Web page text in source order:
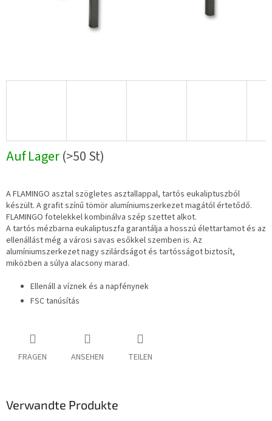
Auf Lager(>50 St)
A FLAMINGO asztal szögletes asztallappal, tartós eukaliptuszból
készült. A grafit színű tömör alumíniumszerkezet magától értetődő.
FLAMINGO fotelekkel kombinálva szép szettet alkot.
A tartós mézbarna eukaliptuszfa garantálja a hosszú élettartamot és az
ellenállást még a városi savas esőkkel szemben is. Az
alumíniumszerkezet nagy szilárdságot és tartósságot biztosít,
miközben a súlya alacsony marad.
Ellenáll a víznek és a napfénynek
FSC tanúsítás
FRAGEN ANSEHEN TEILEN
Verwandte Produkte